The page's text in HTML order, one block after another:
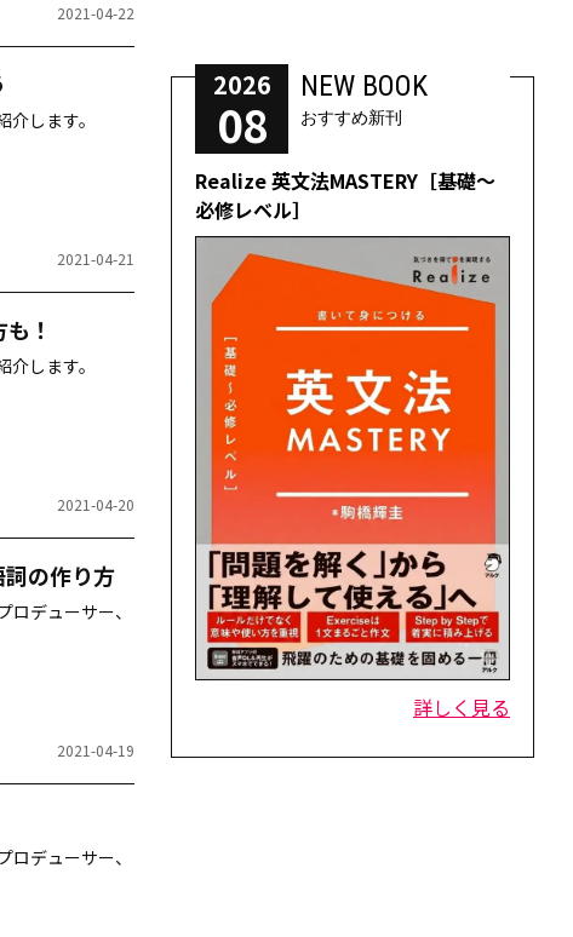
2021-04-22
します。
2021-04-21
！
します。
2021-04-20
の作り方
デューサー、
2021-04-19
デューサー、
2026
08
NEW BOOK
おすすめ新刊
Realize 英文法MASTERY［基礎～
必修レベル］
詳しく見る